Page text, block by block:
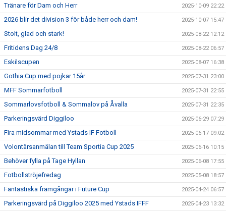
Tränare för Dam och Herr 2025-10-09 22:22
2026 blir det division 3 för både herr och dam! 2025-10-07 15:47
Stolt, glad och stark! 2025-08-22 12:12
Fritidens Dag 24/8 2025-08-22 06:57
Eskilscupen 2025-08-07 16:38
Gothia Cup med pojkar 15år 2025-07-31 23:00
MFF Sommarfotboll 2025-07-31 22:55
Sommarlovsfotboll & Sommalov på Åvalla 2025-07-31 22:35
Parkeringsvärd Diggiloo 2025-06-29 07:29
Fira midsommar med Ystads IF Fotboll 2025-06-17 09:02
Volontärsanmälan till Team Sportia Cup 2025 2025-06-16 10:15
Behöver fylla på Tage Hyllan 2025-06-08 17:55
Fotbollströjefredag 2025-05-08 18:57
Fantastiska framgångar i Future Cup 2025-04-24 06:57
Parkeringsvärd på Diggiloo 2025 med Ystads IFFF 2025-04-23 13:32